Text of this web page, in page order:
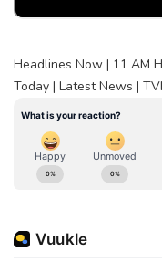
Headlines Now | 11 AM
Today | Latest News |